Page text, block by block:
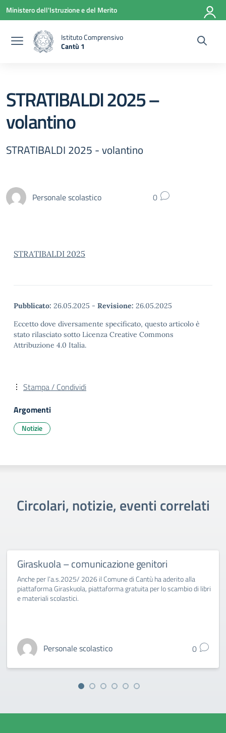
Vai ai contenuti
Vai al menu di navigazione
Vai al footer
Ministero dell'Istruzione e del Merito
Istituto Comprensivo
Cantù 1
STRATIBALDI 2025 –
volantino
STRATIBALDI 2025 - volantino
Personale scolastico 0
STRATIBALDI 2025
Pubblicato: 26.05.2025 - Revisione: 26.05.2025
Eccetto dove diversamente specificato, questo articolo è
stato rilasciato sotto Licenza Creative Commons
Attribuzione 4.0 Italia.
Stampa / Condividi
Argomenti
Notizie
Circolari, notizie, eventi correlati
Giraskuola – comunicazione genitori
Anche per l’a.s.2025/ 2026 il Comune di Cantù ha aderito alla
piattaforma Giraskuola, piattaforma gratuita per lo scambio di libri
e materiali scolastici.
Personale scolastico 0